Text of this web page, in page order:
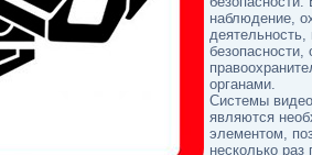
наблюдение,
деятельность,
безопасности,
органами.
Системы
являются
элементом,
несколько раз